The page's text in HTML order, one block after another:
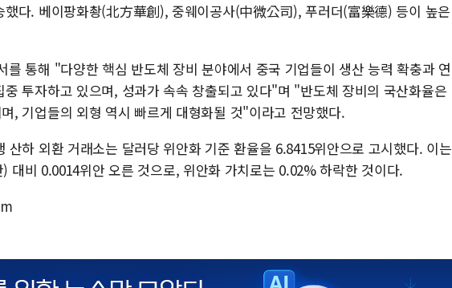
했다. 베이팡화촹(北方華創), 중웨이공사(中微公司), 푸러더(富樂德) 등이 높은
를 통해 "다양한 핵심 반도체 장비 분야에서 중국 기업들이 생산 능력 확충과 연
투자하고 있으며, 성과가 속속 창출되고 있다"며 "반도체 장비의 국산화율은
, 기업들의 외형 역시 빠르게 대형화될 것"이라고 전망했다.
산하 외환 거래소는 달러당 위안화 기준 환율을 6.8415위안으로 고시했다. 이는
대비 0.0014위안 오른 것으로, 위안화 가치로는 0.02% 하락한 것이다.